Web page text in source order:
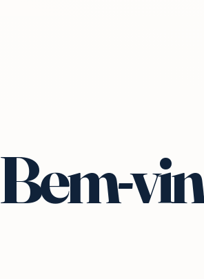
Bem-